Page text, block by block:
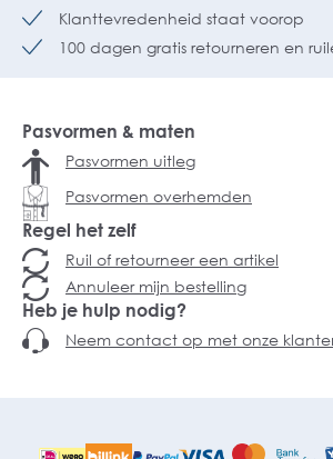
Klanttevredenheid staat voorop
100 dagen gratis retourneren en
Pasvormen & maten
Pasvormen uitleg
Pasvormen overhemden
Regel het zelf
Ruil of retourneer een artikel
Annuleer mijn bestelling
Heb je hulp nodig?
Neem contact op met onze